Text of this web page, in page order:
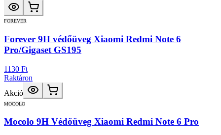
FOREVER
Forever 9H védőüveg Xiaomi Redmi Note 6
Pro/Gigaset GS195
1130 Ft
Raktáron
Akció
MOCOLO
Mocolo 9H Védőüveg Xiaomi Redmi Note 6 Pro